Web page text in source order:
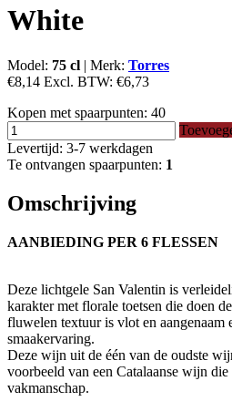
White
Model: 75 cl | Merk: Torres
€8,14 Excl. BTW: €6,73
Kopen met spaarpunten: 40
Levertijd: 3-7 werkdagen
Te ontvangen spaarpunten: 1
Omschrijving
AANBIEDING PER 6 FLESSEN
Deze lichtgele San Valentin is
karakter met florale toetsen die doen
fluwelen textuur is vlot en aangenaam
smaakervaring.
Deze wijn uit de één van de oudste
voorbeeld van een Catalaanse wijn
vakmanschap.